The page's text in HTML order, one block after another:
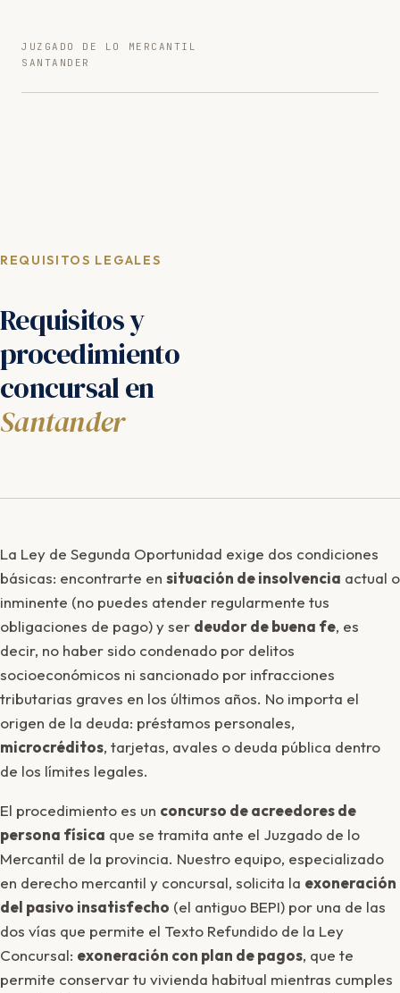
JUZGADO DE LO MERCANTIL
SANTANDER
REQUISITOS LEGALES
Requisitos y
procedimiento
concursal en
Santander
La Ley de Segunda Oportunidad exige dos condiciones
básicas: encontrarte en situación de insolvencia actual o
inminente (no puedes atender regularmente tus
obligaciones de pago) y ser deudor de buena fe, es
decir, no haber sido condenado por delitos
socioeconómicos ni sancionado por infracciones
tributarias graves en los últimos años. No importa el
origen de la deuda: préstamos personales,
microcréditos, tarjetas, avales o deuda pública dentro
de los límites legales.
El procedimiento es un concurso de acreedores de
persona física que se tramita ante el Juzgado de lo
Mercantil de la provincia. Nuestro equipo, especializado
en derecho mercantil y concursal, solicita la exoneración
del pasivo insatisfecho (el antiguo BEPI) por una de las
dos vías que permite el Texto Refundido de la Ley
Concursal: exoneración con plan de pagos, que te
permite conservar tu vivienda habitual mientras cumples